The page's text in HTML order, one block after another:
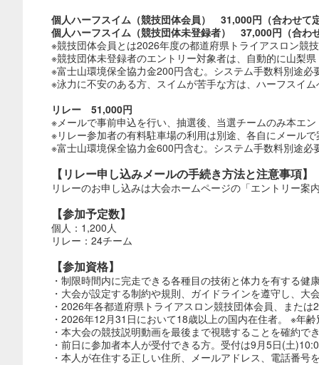
個人ハーフスイム（競技団体会員） 31,000円（合わせて
個人ハーフスイム（競技団体未登録者） 37,000円（合わ
※競技団体会員とは2026年度の都道府県トライアスロン競
※競技団体未登録者のエントリー対象者は、自動的に山梨
※富士山環境保全協力金200円含む。システム手数料別途必
※泳力に不安のある方、スイムが苦手な方は、ハーフスイ
リレー 51,000円
※メールで事前申込を行い、抽選後、当選チームのみ本エ
※リレー参加者の有料駐車場の利用は別途、各自にメール
※富士山環境保全協力金600円含む。システム手数料別途必
【リレー申し込みメールの手続き方法と注意事項】
リレーのお申し込みは大会ホームページの「エントリー案
【参加予定数】
個人：1,200人
リレー：24チーム
【参加資格】
・制限時間内に完走できる各種目の技術と体力を有する
・大会が設定する制約や規則、ガイドラインを遵守し、大
・2026年各都道府県トライアスロン競技団体会員、また
・2026年12月31日において18歳以上の国内在住者。 ※年
・本大会の競技説明動画を最後まで視聴することを確約
・前日に参加者本人が受付できる方。受付は9月5日(土
・ 本人が在住する正しい住所、メールアドレス、電話番号